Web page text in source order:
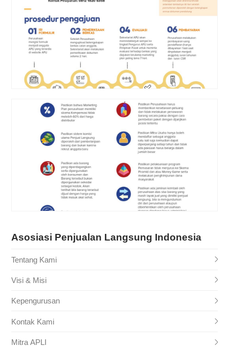
Asosiasi Penjualan Langsung Indonesia
Tentang Kami
Visi & Misi
Kepengurusan
Kontak Kami
Mitra APLI